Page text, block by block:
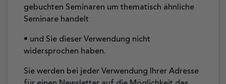
gebuchten Seminaren um thematisch ähnliche
Seminare handelt
• und Sie dieser Verwendung nicht
widersprochen haben.
Sie werden bei jeder Verwendung Ihrer Adresse